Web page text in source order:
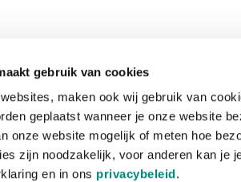
gebruik van cookies
maken ook wij gebruik van
geplaatst wanneer je onze website
onze website mogelijk of meten hoe
zijn noodzakelijk, voor anderen kan je
en in ons privacybeleid.